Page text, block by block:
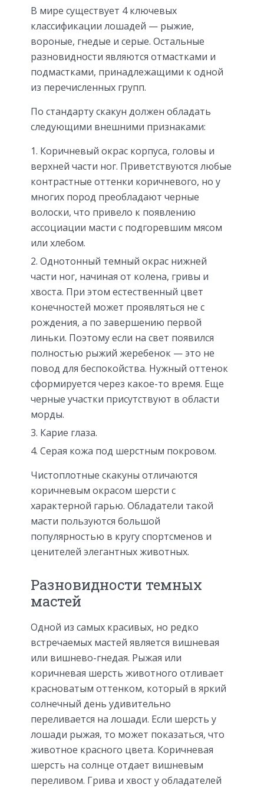
В мире существует 4 ключевых
классификации лошадей — рыжие,
вороные, гнедые и серые. Остальные
разновидности являются отмастками и
подмастками, принадлежащими к одной
из перечисленных групп.
По стандарту скакун должен обладать
следующими внешними признаками:
Коричневый окрас корпуса, головы и
верхней части ног. Приветствуются любые
контрастные оттенки коричневого, но у
многих пород преобладают черные
волоски, что привело к появлению
ассоциации масти с подгоревшим мясом
или хлебом.
Однотонный темный окрас нижней
части ног, начиная от колена, гривы и
хвоста. При этом естественный цвет
конечностей может проявляться не с
рождения, а по завершению первой
линьки. Поэтому если на свет появился
полностью рыжий жеребенок — это не
повод для беспокойства. Нужный оттенок
сформируется через какое-то время. Еще
черные участки присутствуют в области
морды.
Карие глаза.
Серая кожа под шерстным покровом.
Чистоплотные скакуны отличаются
коричневым окрасом шерсти с
характерной гарью. Обладатели такой
масти пользуются большой
популярностью в кругу спортсменов и
ценителей элегантных животных.
Разновидности темных
мастей
Одной из самых красивых, но редко
встречаемых мастей является вишневая
или вишнево-гнедая. Рыжая или
коричневая шерсть животного отливает
красноватым оттенком, который в яркий
солнечный день удивительно
переливается на лошади. Если шерсть у
лошади рыжая, то может показаться, что
животное красного цвета. Коричневая
шерсть на солнце отдает вишневым
переливом. Грива и хвост у обладателей